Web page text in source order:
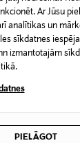
Ar Jūsu
analītikas un
sīkdatnes
izmantotajām
PIELĀGOT
jābūt to
POLITIKA
tavā